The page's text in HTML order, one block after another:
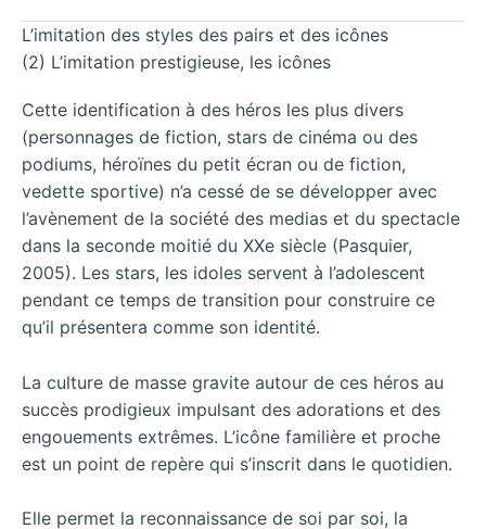
L’imitation des styles des pairs et des icônes
(2) L’imitation prestigieuse, les icônes
Cette identification à des héros les plus divers
(personnages de fiction, stars de cinéma ou des
podiums, héroïnes du petit écran ou de fiction,
vedette sportive) n’a cessé de se développer avec
l’avènement de la société des medias et du spectacle
dans la seconde moitié du XXe siècle (Pasquier,
2005). Les stars, les idoles servent à l’adolescent
pendant ce temps de transition pour construire ce
qu’il présentera comme son identité.
La culture de masse gravite autour de ces héros au
succès prodigieux impulsant des adorations et des
engouements extrêmes. L’icône familière et proche
est un point de repère qui s’inscrit dans le quotidien.
Elle permet la reconnaissance de soi par soi, la